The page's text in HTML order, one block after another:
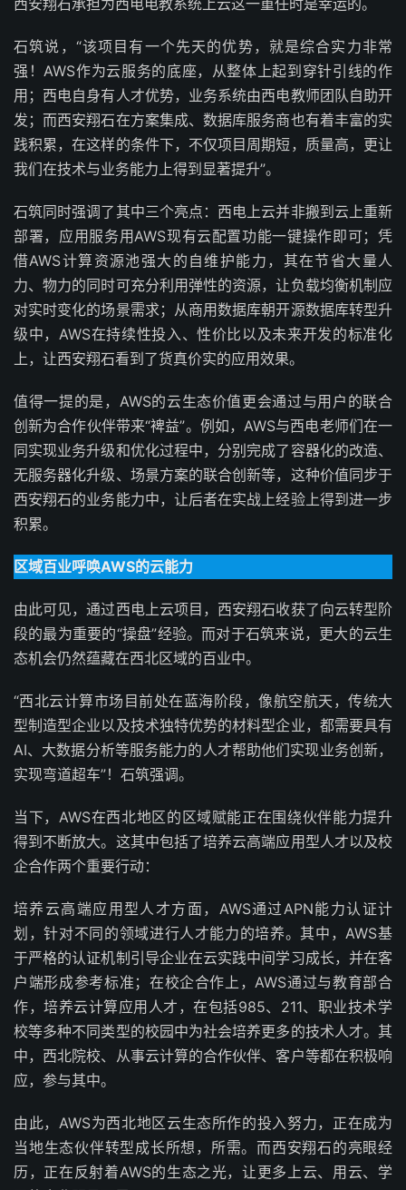
西安翔石承担为西电电教系统上云这一重任时是幸运的。
石筑说，“该项目有一个先天的优势，就是综合实力非常
强！AWS作为云服务的底座，从整体上起到穿针引线的作
用；西电自身有人才优势，业务系统由西电教师团队自助开
发；而西安翔石在方案集成、数据库服务商也有着丰富的实
践积累，在这样的条件下，不仅项目周期短，质量高，更让
我们在技术与业务能力上得到显著提升”。
石筑同时强调了其中三个亮点：西电上云并非搬到云上重新
部署，应用服务用AWS现有云配置功能一键操作即可；凭
借AWS计算资源池强大的自维护能力，其在节省大量人
力、物力的同时可充分利用弹性的资源，让负载均衡机制应
对实时变化的场景需求；从商用数据库朝开源数据库转型升
级中，AWS在持续性投入、性价比以及未来开发的标准化
上，让西安翔石看到了货真价实的应用效果。
值得一提的是，AWS的云生态价值更会通过与用户的联合
创新为合作伙伴带来“裨益”。例如，AWS与西电老师们在一
同实现业务升级和优化过程中，分别完成了容器化的改造、
无服务器化升级、场景方案的联合创新等，这种价值同步于
西安翔石的业务能力中，让后者在实战上经验上得到进一步
积累。
区域百业呼唤AWS的云能力
由此可见，通过西电上云项目，西安翔石收获了向云转型阶
段的最为重要的“操盘”经验。而对于石筑来说，更大的云生
态机会仍然蕴藏在西北区域的百业中。
“西北云计算市场目前处在蓝海阶段，像航空航天，传统大
型制造型企业以及技术独特优势的材料型企业，都需要具有
AI、大数据分析等服务能力的人才帮助他们实现业务创新，
实现弯道超车”！石筑强调。
当下，AWS在西北地区的区域赋能正在围绕伙伴能力提升
得到不断放大。这其中包括了培养云高端应用型人才以及校
企合作两个重要行动：
培养云高端应用型人才方面，AWS通过APN能力认证计
划，针对不同的领域进行人才能力的培养。其中，AWS基
于严格的认证机制引导企业在云实践中间学习成长，并在客
户端形成参考标准；在校企合作上，AWS通过与教育部合
作，培养云计算应用人才，在包括985、211、职业技术学
校等多种不同类型的校园中为社会培养更多的技术人才。其
中，西北院校、从事云计算的合作伙伴、客户等都在积极响
应，参与其中。
由此，AWS为西北地区云生态所作的投入努力，正在成为
当地生态伙伴转型成长所想，所需。而西安翔石的亮眼经
历，正在反射着AWS的生态之光，让更多上云、用云、学